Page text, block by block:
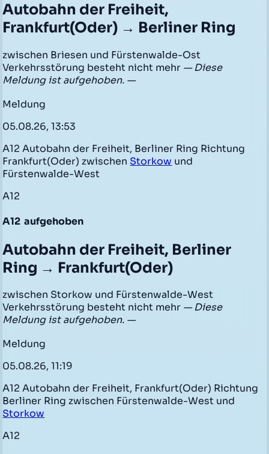
Autobahn der Freiheit,
Frankfurt(Oder) → Berliner Ring
zwischen Briesen und Fürstenwalde-Ost
Verkehrsstörung besteht nicht mehr — Diese
Meldung ist aufgehoben. —
Meldung
05.08.26, 13:53
A12 Autobahn der Freiheit, Berliner Ring Richtung
Frankfurt(Oder) zwischen Storkow und
Fürstenwalde-West
A12
A12 aufgehoben
Autobahn der Freiheit, Berliner
Ring → Frankfurt(Oder)
zwischen Storkow und Fürstenwalde-West
Verkehrsstörung besteht nicht mehr — Diese
Meldung ist aufgehoben. —
Meldung
05.08.26, 11:19
A12 Autobahn der Freiheit, Frankfurt(Oder) Richtung
Berliner Ring zwischen Fürstenwalde-West und
Storkow
A12